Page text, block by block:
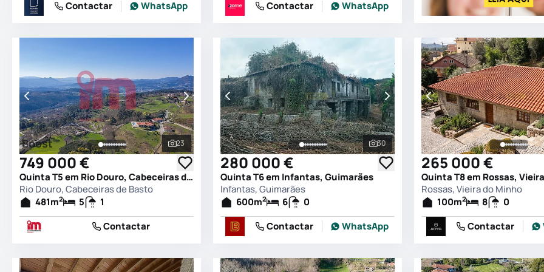
Contactar WhatsApp Contactar WhatsApp
Ver todas as fotografias
23
Boost
749 000 €
Quinta T5 em Rio Douro, Cabeceiras de Basto
Rio Douro, Cabeceiras de Basto
481m2 5
1
Contactar
Ver todas as fotografias
30
280 000 €
Quinta T6 em Infantas, Guimarães
Infantas, Guimarães
600m2 6
0
Contactar
WhatsApp
265 000 €
Quinta T8 em Rossas,
Rossas, Vieira do Minho
100m2 8
0
Contactar